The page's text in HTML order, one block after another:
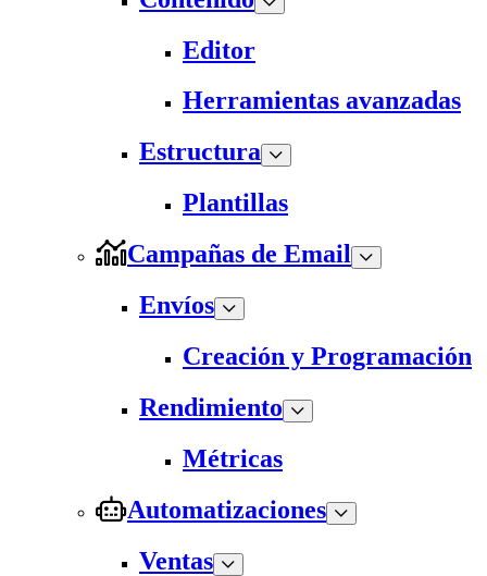
Editor
Herramientas avanzadas
Estructura
Plantillas
Campañas de Email
Envíos
Creación y Programación
Rendimiento
Métricas
Automatizaciones
Ventas